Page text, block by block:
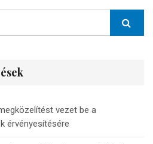
vezet be a
érvényesítésére